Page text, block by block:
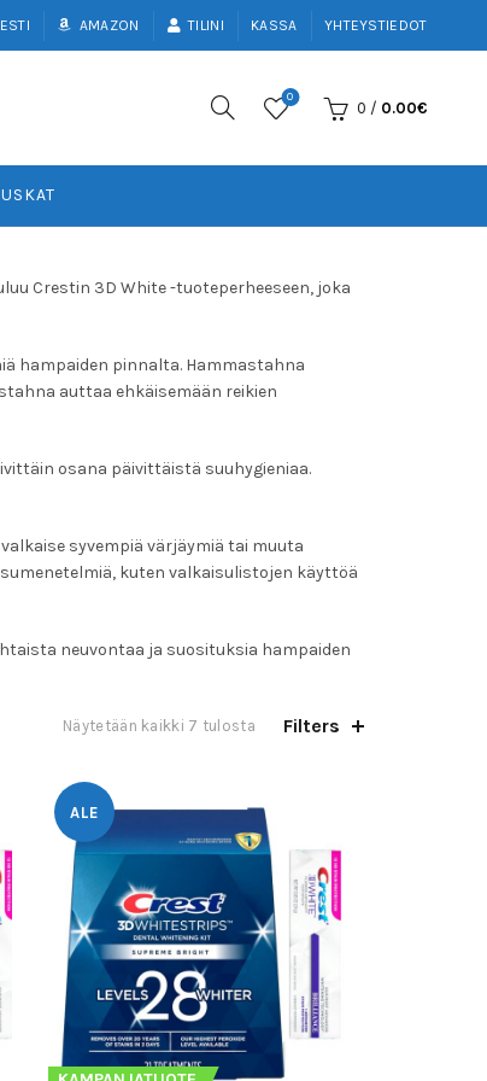
AMAZON TILINI KASSA YHTEYSTIEDOT
0
0 / 0.00€
Crestin 3D White -tuoteperheeseen, joka
hampaiden pinnalta. Hammastahna
auttaa ehkäisemään reikien
osana päivittäistä suuhygieniaa.
syvempiä värjäymiä tai muuta
kuten valkaisulistojen käyttöä
neuvontaa ja suosituksia hampaiden
Näytetään kaikki 7 tulosta Suosituimmat
Filters
ALE